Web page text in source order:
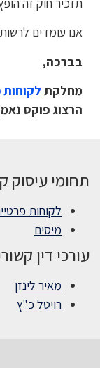
אנו עומדים
בברכה,
מחלקת לקוחות
הרצוג פוקס
תחומי עיסוק
לקוחות
מיסים
עורכי דין
מאיר לינזן
רויטל כ"ץ